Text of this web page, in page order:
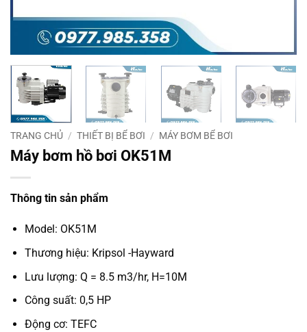
TRANG CHỦ / THIẾT BỊ BỂ BƠI / MÁY BƠM BỂ BƠI
Máy bơm hồ bơi OK51M
Thông tin sản phẩm
Model: OK51M
Thương hiệu: Kripsol -Hayward
Lưu lượng: Q = 8.5 m3/hr, H=10M
Công suất: 0,5 HP
Động cơ: TEFC